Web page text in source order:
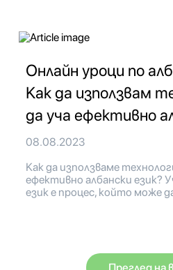
Онлайн уроци по
Как да използвам
да уча ефективно
08.08.2023
Как да използваме
ефективно албански език?
език е процес, който може